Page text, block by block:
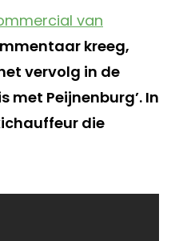
van
kreeg,
vervolg in de
met Peijnenburg’. In
die